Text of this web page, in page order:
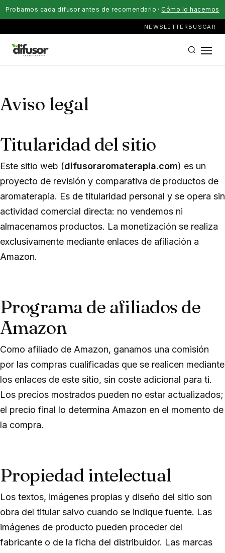
Probamos cada difusor antes de recomendarlo · Cómo lo hacemos
NEWSLETTER BUSCAR
Aviso legal
Titularidad del sitio
Este sitio web (difusoraromaterapia.com) es un
proyecto de revisión y comparativa de productos de
aromaterapia. Es de titularidad personal y se opera sin
actividad comercial directa: no vendemos ni
almacenamos productos. La monetización se realiza
exclusivamente mediante enlaces de afiliación a
Amazon.
Programa de afiliados de
Amazon
Como afiliado de Amazon, ganamos una comisión
por las compras cualificadas que se realicen mediante
los enlaces de este sitio, sin coste adicional para ti.
Los precios mostrados pueden no estar actualizados;
el precio final lo determina Amazon en el momento de
la compra.
Propiedad intelectual
Los textos, imágenes propias y diseño del sitio son
obra del titular salvo cuando se indique fuente. Las
imágenes de producto pueden proceder del
fabricante o de la ficha del distribuidor. Las marcas